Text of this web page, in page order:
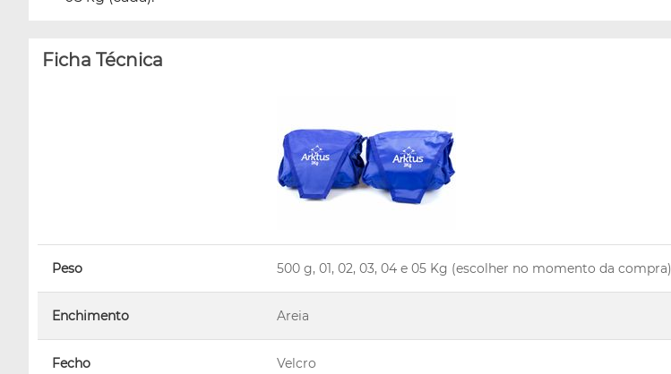
Ficha Técnica
Peso 500 g, 01, 02, 03, 04 e 05 Kg (escolher no momento da compra)
Enchimento Areia
Fecho Velcro